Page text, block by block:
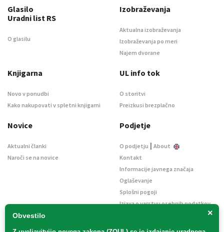
×
Obvestilo
Glasilo
Uradni list RS
O glasilu
Izobraževanja
Aktualna izobraževanja
Izobraževanja po meri
Najem dvorane
Knjigarna
Novo v ponudbi
Kako nakupovati v spletni knjigarni
UL info tok
O storitvi
Preizkusi brezplačno
Novice
Aktualni članki
Naroči se na novice
Podjetje
O podjetju | About
Kontakt
Informacije javnega značaja
Oglaševanje
Splošni pogoji
Izjava o varstvu osebnih podatkov